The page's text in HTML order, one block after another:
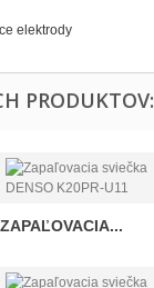
elektrody
PRODUKTOV:
ZAPAĽOVACIA...